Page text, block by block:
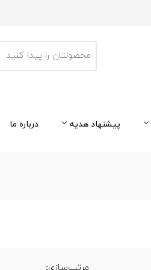
پیشنهاد هدیه درباره ما